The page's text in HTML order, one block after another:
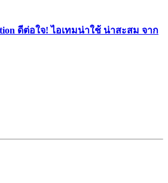
ดีต่อใจ! ไอเทมน่าใช้ น่าสะสม จาก